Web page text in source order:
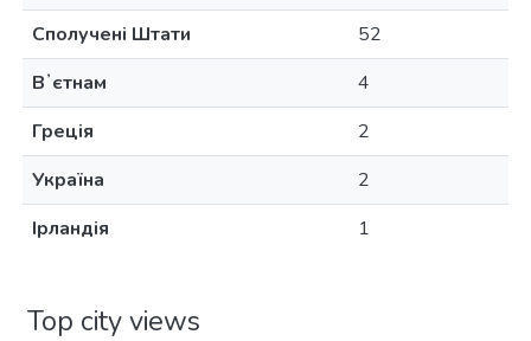
Сполучені Штати
52
Вʼєтнам
4
Греція
2
Україна
2
Ірландія
1
Top city views